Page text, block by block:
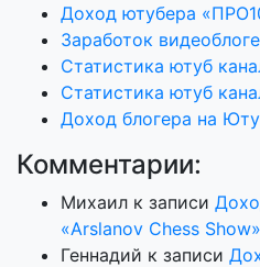
Доход ютубера
Заработок
Статистика ютуб
Статистика ютуб
Доход блогера на
Комментарии:
Михаил к записи
«Arslanov Chess Show»
Геннадий к записи